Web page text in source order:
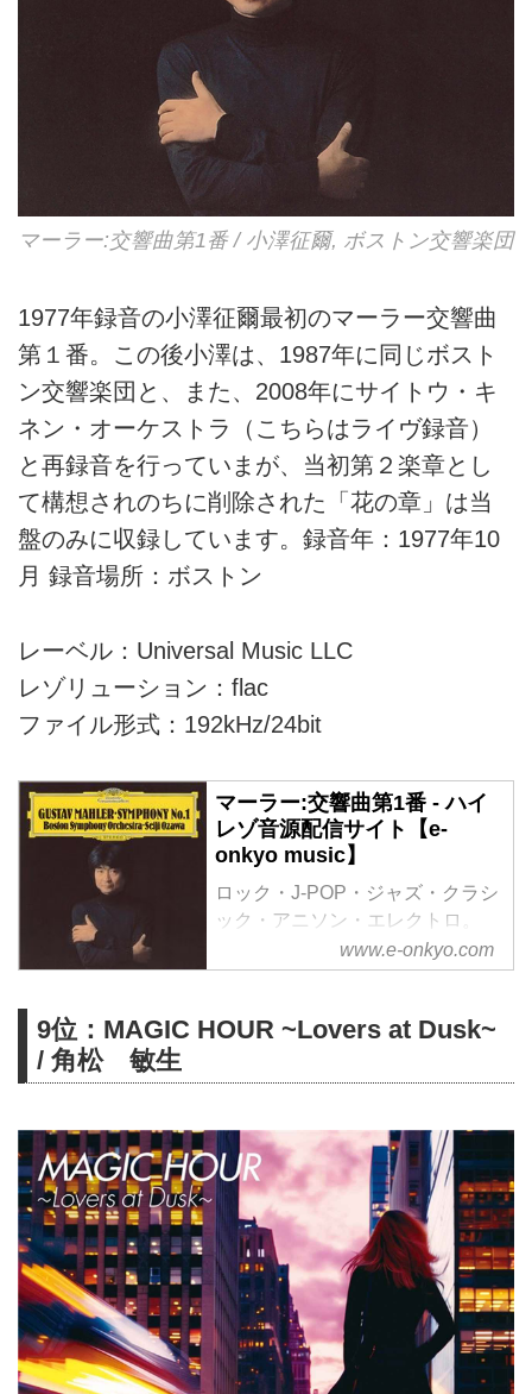
マーラー:交響曲第1番 / 小澤征爾, ボストン交響楽団
1977年録音の小澤征爾最初のマーラー交響曲
第１番。この後小澤は、1987年に同じボスト
ン交響楽団と、また、2008年にサイトウ・キ
ネン・オーケストラ（こちらはライヴ録音）
と再録音を行っていまが、当初第２楽章とし
て構想されのちに削除された「花の章」は当
盤のみに収録しています。録音年：1977年10
月 録音場所：ボストン
レーベル：Universal Music LLC
レゾリューション：flac
ファイル形式：192kHz/24bit
マーラー:交響曲第1番 - ハイ
レゾ音源配信サイト【e-
onkyo music】
ロック・J-POP・ジャズ・クラシ
ック・アニソン・エレクトロ。
様々なジャンルをハイレゾで配信
中。WAV・flac・DSDなど各種フ
聴くならe-onkyo music！
www.e-onkyo.com
9位：MAGIC HOUR ~Lovers at Dusk~
/ 角松 敏生